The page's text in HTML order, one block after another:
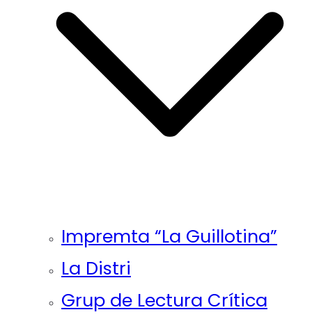
Impremta “La Guillotina”
La Distri
Grup de Lectura Crítica